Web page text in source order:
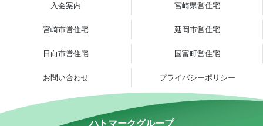
入会案内 宮崎県営住宅
宮崎市営住宅 延岡市営住宅
日向市営住宅 国富町営住宅
お問い合わせ プライバシーポリシー
ハトマークグループ